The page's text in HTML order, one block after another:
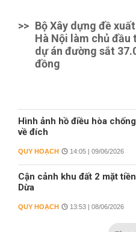
>> Bộ Xây dựng đề
Hà Nội làm chủ đầu
dự án đường sắt
đồng
Hình ảnh hồ điều hòa
về đích
QUY HOẠCH 14:05 | 09/06/2026
Cận cảnh khu đất 2 mặt
Dừa
QUY HOẠCH 13:53 | 08/06/2026